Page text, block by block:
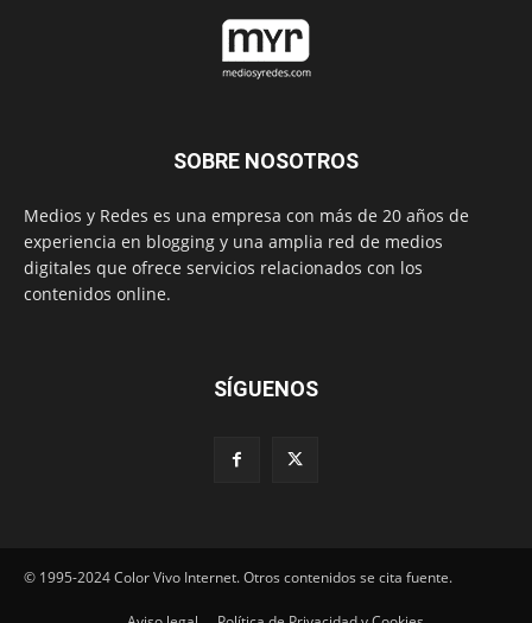
SOBRE NOSOTROS
Medios y Redes es una empresa con más de 20 años de
experiencia en blogging y una amplia red de medios
digitales que ofrece servicios relacionados con los
contenidos online.
SÍGUENOS
© 1995-2024 Color Vivo Internet. Otros contenidos se cita fuente.